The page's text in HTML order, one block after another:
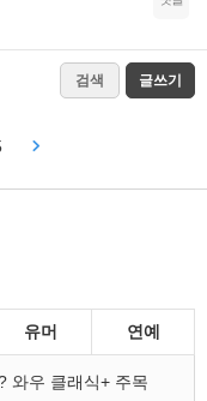
검색 글쓰기
유머 연예
와우 클래식+ 주목